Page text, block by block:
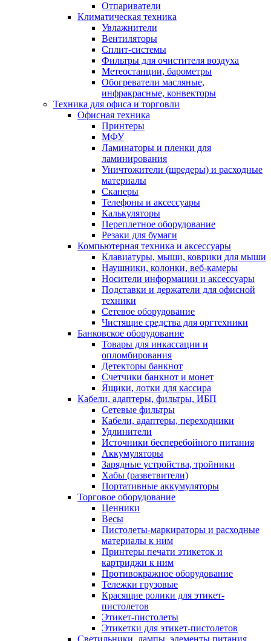
Отпариватели
Климатическая техника
Увлажнители
Вентиляторы
Сплит-системы
Фильтры для очистителя воздуха
Метеостанции, барометры
Обогреватели масляные,
инфракрасные, конвекторы
Техника для офиса и торговли
Офисная техника
Принтеры
МФУ
Ламинаторы и пленки для
ламинирования
Уничтожители (шредеры) и расходные
материалы
Сканеры
Телефоны и аксессуары
Калькуляторы
Переплетное оборудование
Резаки для бумаги
Компьютерная техника и аксессуары
Клавиатуры, мыши, коврики для мыши
Наушники, колонки, веб-камеры
Носители информации и аксессуары
Подставки и держатели для офисной
техники
Сетевое оборудование
Чистящие средства для оргтехники
Банковское оборудование
Товары для инкассации и
опломбирования
Детекторы банкнот
Счетчики банкнот и монет
Ящики, лотки для кассира
Кабели, адаптеры, фильтры, ИБП
Сетевые фильтры
Кабели, адаптеры, переходники
Удлинители
Источники бесперебойного питания
Аккумуляторы
Зарядные устройства, тройники
Хабы (разветвители)
Портативные аккумуляторы
Торговое оборудование
Ценники
Весы
Пистолеты-маркираторы и расходные
материалы к ним
Принтеры печати этикеток и
картриджи к ним
Противокражное оборудование
Тележки грузовые
Красящие ролики для этикет-
пистолетов
Этикет-пистолеты
Этикетки для этикет-пистолетов